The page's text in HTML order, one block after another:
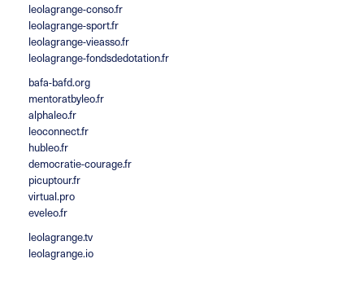
leolagrange-conso.fr
leolagrange-sport.fr
leolagrange-vieasso.fr
leolagrange-fondsdedotation.fr
bafa-bafd.org
mentoratbyleo.fr
alphaleo.fr
leoconnect.fr
hubleo.fr
democratie-courage.fr
picuptour.fr
virtual.pro
eveleo.fr
leolagrange.tv
leolagrange.io